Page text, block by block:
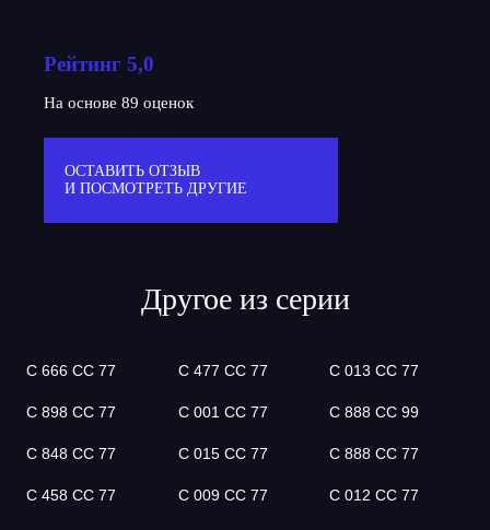
Рейтинг 5,0
На основе 89 оценок
ОСТАВИТЬ ОТЗЫВ
И ПОСМОТРЕТЬ ДРУГИЕ
Другое из серии
С 666 СС 77 С 477 СС 77 С 013 СС 77
С 898 СС 77 С 001 СС 77 С 888 СС 99
С 848 СС 77 С 015 СС 77 С 888 СС 77
С 458 СС 77 С 009 СС 77 С 012 СС 77